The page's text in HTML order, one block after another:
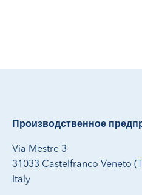
Производственное
Via Mestre 3
31033 Castelfranco Veneto
Italy